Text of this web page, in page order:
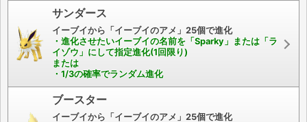
サンダース
イーブイから「イーブイのアメ」25個で進化
・進化させたいイーブイの名前を「Sparky」または「ラ
イゾウ」にして指定進化(1回限り)
または
・1/3の確率でランダム進化
ブースター
イーブイから「イーブイのアメ」25個で進化